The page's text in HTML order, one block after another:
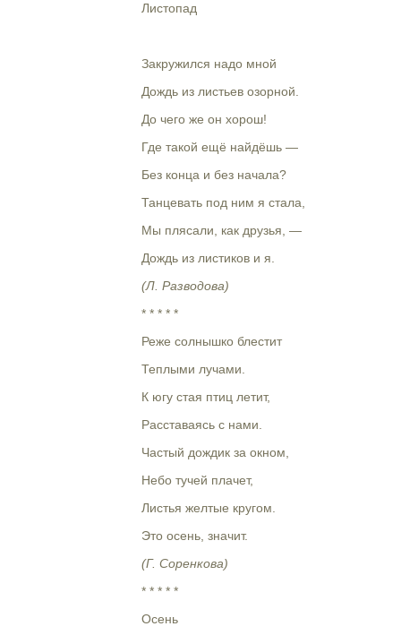
Листопад
Закружился надо мной
Дождь из листьев озорной.
До чего же он хорош!
Где такой ещё найдёшь —
Без конца и без начала?
Танцевать под ним я стала,
Мы плясали, как друзья, —
Дождь из листиков и я.
(Л. Разводова)
* * * * *
Реже солнышко блестит
Теплыми лучами.
К югу стая птиц летит,
Расставаясь с нами.
Частый дождик за окном,
Небо тучей плачет,
Листья желтые кругом.
Это осень, значит.
(Г. Соренкова)
* * * * *
Осень